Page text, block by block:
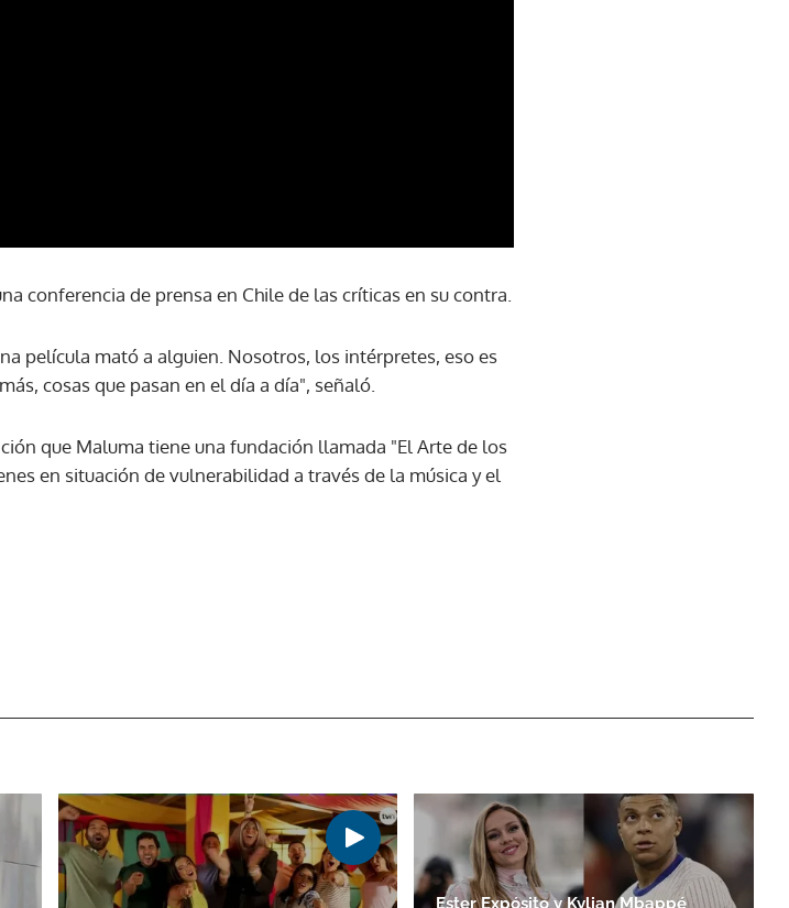
conferencia de prensa en Chile de las críticas en su contra.
película mató a alguien. Nosotros, los intérpretes, eso es
cosas que pasan en el día a día", señaló.
que Maluma tiene una fundación llamada "El Arte de los
en situación de vulnerabilidad a través de la música y el